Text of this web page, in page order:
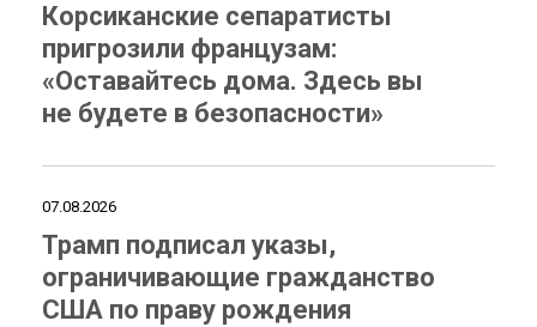
Корсиканские сепаратисты
пригрозили французам:
«Оставайтесь дома. Здесь вы
не будете в безопасности»
07.08.2026
Трамп подписал указы,
ограничивающие гражданство
США по праву рождения